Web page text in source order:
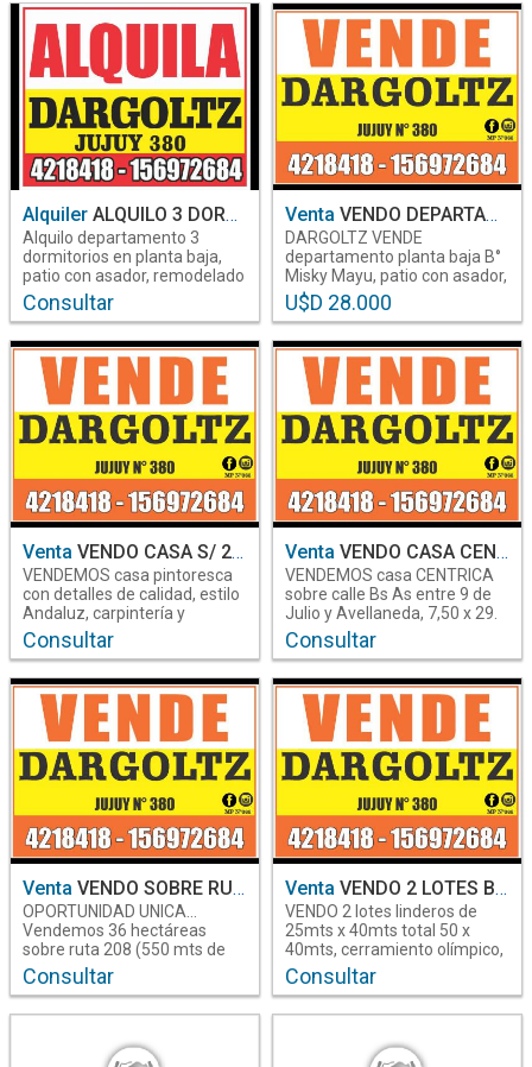
Rubros
Inmuebles
Alquiler ALQUILO 3 DORM PLANTA BAJA MISKY MAYU remodelado.
Alquilo departamento 3
dormitorios en planta baja,
patio con asador, remodelado
B°misky Mayu. Valor
$200.000. Tratar en
INMOBILIARIOS.
en Santiago del Estero
Santiago Del Estero
--- Habitaciones | Baños
Consultar
Venta VENDO DEPARTAMENTO PLANTA BAJA REMODELADO MISKY MAYU
DARGOLTZ VENDE
departamento planta baja B°
Misky Mayu, patio con asador,
remodelado, se cambiaron
caños de gas ,agua,
U$S 28.000. Tratar en
DARGOLTZ NEGOCIOS
INMOBILIARIOS, Jujuy N°380,
4218418, 385-6972684
en Santiago del Estero
Santiago Del Estero
--- Habitaciones | Baños
U$D 28.000
Venta VENDO CASA S/ 24 de Septiembre ---DARGOLTZ
VENDEMOS casa pintoresca
con detalles de calidad, estilo
Andaluz, carpintería y
aberturas unicas, sobre 24 de
Septiembre prox. Alsina.
inmobiliarios, Jujuy N°380,
4218418, 385-6972684
en Santiago del Estero
Santiago Del Estero
--- Habitaciones | Baños
Consultar
Venta VENDO CASA CENTRICA ---DARGOLTZ
VENDEMOS casa CENTRICA
sobre calle Bs As entre 9 de
Julio y Avellaneda, 7,50 x 29.
Tratar en Dargoltz Negocios
Inmobiliarios, Jujuy 380,
en Santiago del Estero
Santiago Del Estero
--- Habitaciones | Baños
Consultar
Venta VENDO SOBRE RUTA 208, 36 hectáreas a 500mts de Autopista 9------DARGOLTZ VENDE
OPORTUNIDAD UNICA...
Vendemos 36 hectáreas
sobre ruta 208 (550 mts de
frente aprox. de ambos lados
enfrentados de la ruta)se
ejido municipal (según la
en Santiago del Estero
Santiago Del Estero
Consultar
Venta VENDO 2 LOTES B° ATAHONA
VENDO 2 lotes linderos de
25mts x 40mts total 50 x
40mts, cerramiento olímpico,
facil acceso iluminado, luz ,
agua, vecinos valorizan tes,
INMOBILIARIOS. Jujuy N°380,
en Santiago del Estero
Santiago Del Estero
Consultar